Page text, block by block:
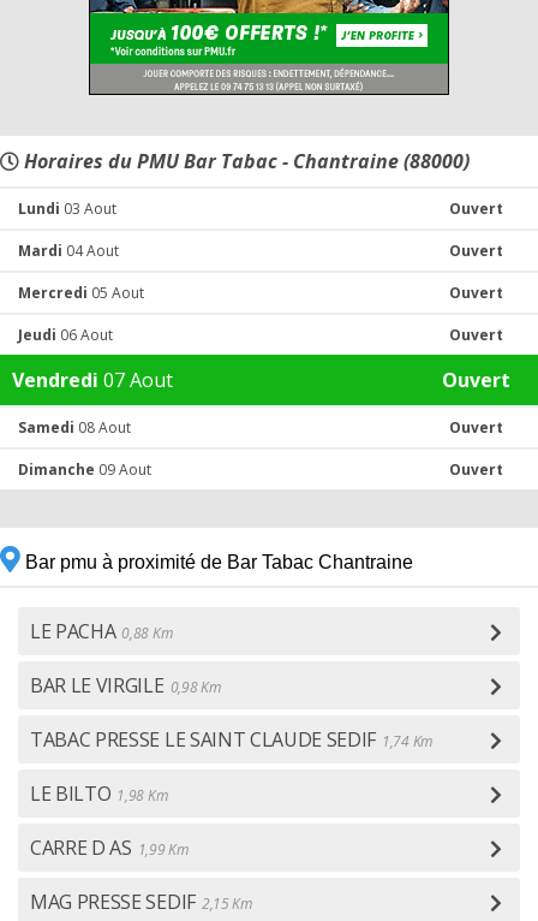
Horaires du PMU Bar Tabac - Chantraine (88000)
Lundi 03 Aout Ouvert
Mardi 04 Aout Ouvert
Mercredi 05 Aout Ouvert
Jeudi 06 Aout Ouvert
Vendredi 07 Aout Ouvert
Samedi 08 Aout Ouvert
Dimanche 09 Aout Ouvert
Bar pmu à proximité de Bar Tabac Chantraine
LE PACHA 0,88 Km
BAR LE VIRGILE 0,98 Km
TABAC PRESSE LE SAINT CLAUDE SEDIF 1,74 Km
LE BILTO 1,98 Km
CARRE D AS 1,99 Km
MAG PRESSE SEDIF 2,15 Km